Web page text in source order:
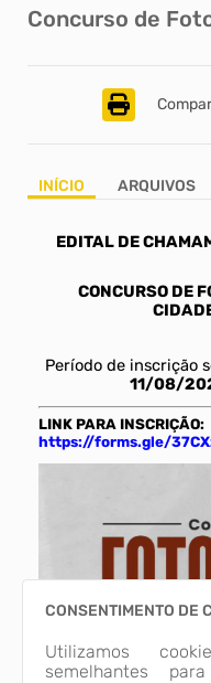
Concurso de
INÍCIO ARQUIVOS
EDITAL DE
CONCURSO DE
Período de inscrição
11/08/
LINK PARA INSCRIÇÃO:
https://forms.gle/
CONSENTIMENTO DE
Utilizamos
semelhantes